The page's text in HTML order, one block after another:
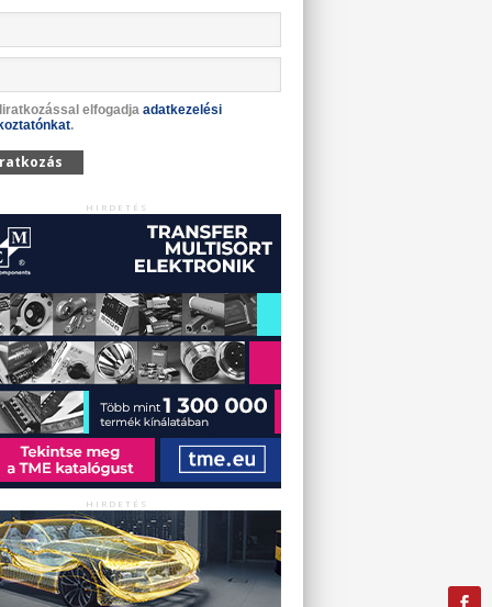
elfogadja adatkezelési
.
HIRDETÉS
HIRDETÉS